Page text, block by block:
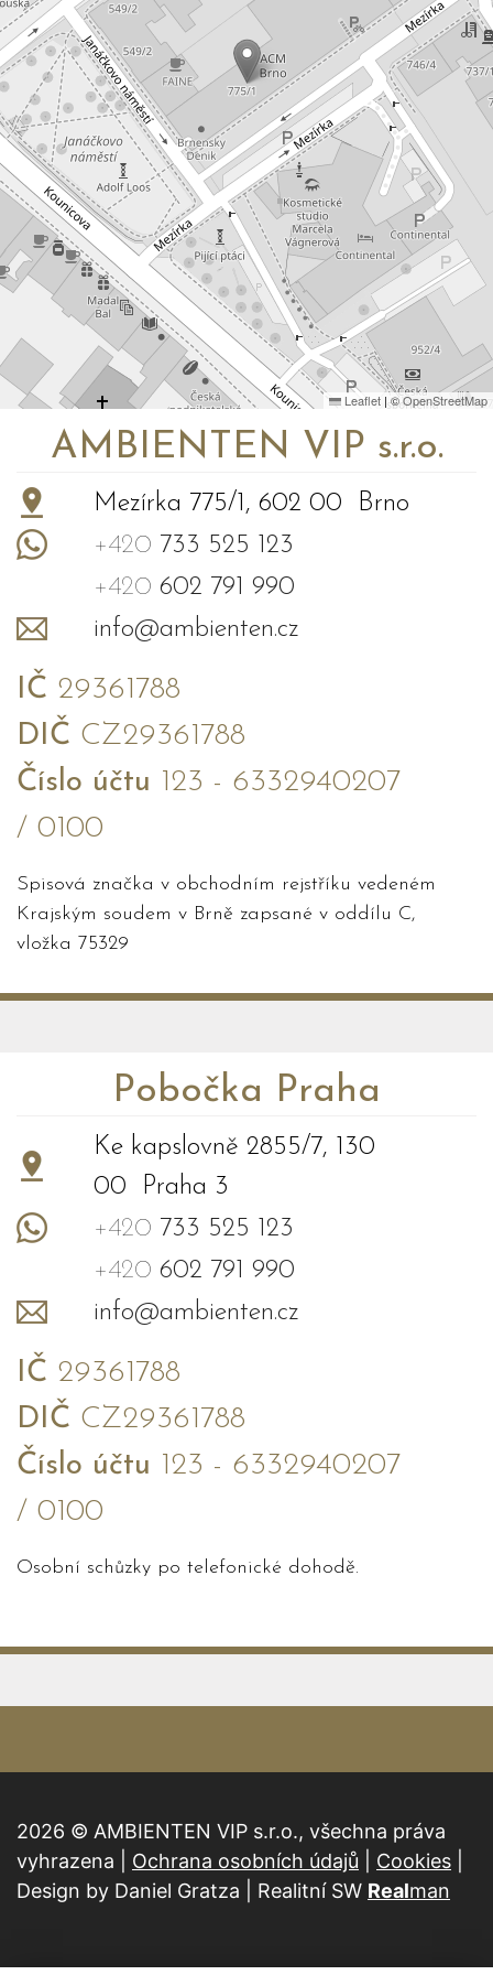
Leaflet | ©OpenStreetMap
AMBIENTEN VIP s.r.o.
Mezírka 775/1, 602 00 Brno
+420 733 525 123
+420 602 791 990
info@ambienten.cz
IČ 29361788
DIČ CZ29361788
Číslo účtu 123 - 6332940207
/ 0100
Spisová značka v obchodním rejstříku vedeném
Krajským soudem v Brně zapsané v oddílu C,
vložka 75329
Pobočka Praha
Ke kapslovně 2855/7, 130
00 Praha 3
+420 733 525 123
+420 602 791 990
info@ambienten.cz
IČ 29361788
DIČ CZ29361788
Číslo účtu 123 - 6332940207
/ 0100
Osobní schůzky po telefonické dohodě.
2026 © AMBIENTEN VIP s.r.o., všechna práva
vyhrazena | Ochrana osobních údajů Cookies
Design by Daniel Gratza | Realitní SW Realman